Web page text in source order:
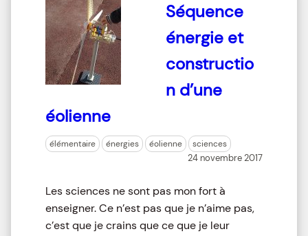
Séquence
énergie et
constructio
n d’une
éolienne
élémentaire énergies éolienne sciences
24 novembre 2017
Les sciences ne sont pas mon fort à
enseigner. Ce n’est pas que je n’aime pas,
c’est que je crains que ce que je leur